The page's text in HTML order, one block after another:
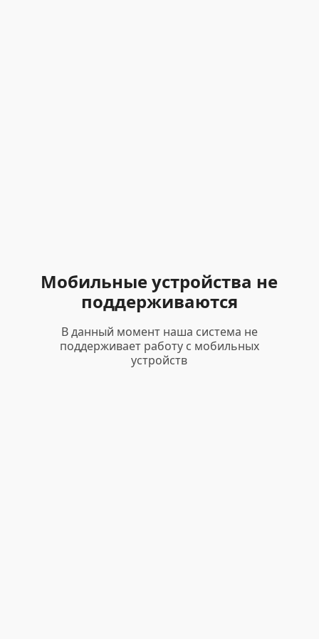
Мобильные устройства не
поддерживаются
В данный момент наша система не
поддерживает работу с мобильных
устройств